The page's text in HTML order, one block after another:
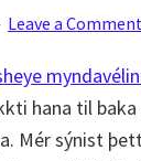
Leave a
hana til
Mér sýnist